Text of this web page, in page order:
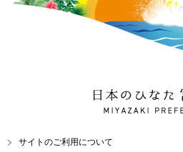
日本のひなた 宮崎
MIYAZAKI
サイトのご利用について